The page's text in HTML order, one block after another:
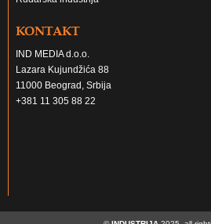
KONTAKT
IND MEDIA d.o.o.
Lazara Kujundžića 88
11000 Beograd, Srbija
+381 11 305 88 22